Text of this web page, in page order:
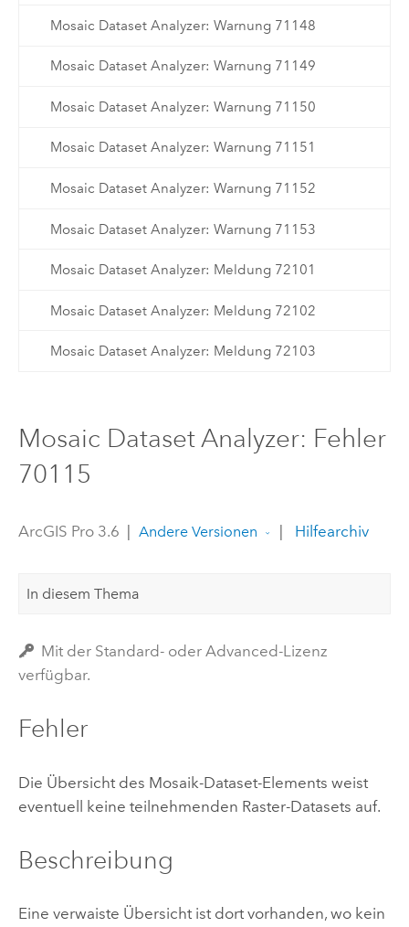
Mosaic Dataset Analyzer: Warnung 71148
Mosaic Dataset Analyzer: Warnung 71149
Mosaic Dataset Analyzer: Warnung 71150
Mosaic Dataset Analyzer: Warnung 71151
Mosaic Dataset Analyzer: Warnung 71152
Mosaic Dataset Analyzer: Warnung 71153
Mosaic Dataset Analyzer: Meldung 72101
Mosaic Dataset Analyzer: Meldung 72102
Mosaic Dataset Analyzer: Meldung 72103
Mosaic Dataset Analyzer: Fehler
70115
ArcGIS Pro 3.6 Andere Versionen Hilfearchiv
In diesem Thema
Mit der Standard- oder Advanced-Lizenz
verfügbar.
Fehler
Die Übersicht des Mosaik-Dataset-Elements weist
eventuell keine teilnehmenden Raster-Datasets auf.
Beschreibung
Eine verwaiste Übersicht ist dort vorhanden, wo kein